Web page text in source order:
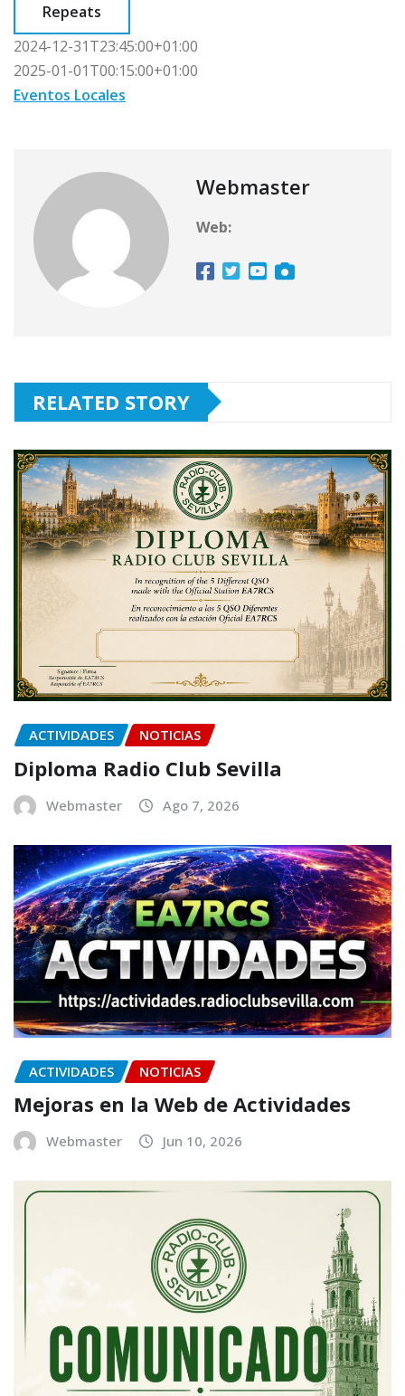
Repeats
2024-12-31T23:45:00+01:00
2025-01-01T00:15:00+01:00
Eventos Locales
Webmaster
Web:
RELATED STORY
ACTIVIDADES NOTICIAS
Diploma Radio Club Sevilla
Webmaster Ago 7, 2026
ACTIVIDADES NOTICIAS
Mejoras en la Web de Actividades
Webmaster Jun 10, 2026